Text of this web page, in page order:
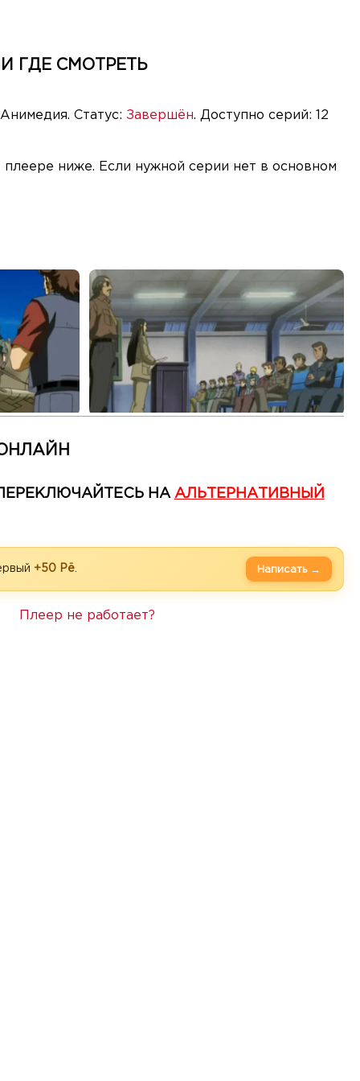
ГДЕ СМОТРЕТЬ
Статус: Завершён. Доступно серий: 12
ниже. Если нужной серии нет в основном
НА АЛЬТЕРНАТИВНЫЙ
+50 Рё Написать →
Плеер не работает?